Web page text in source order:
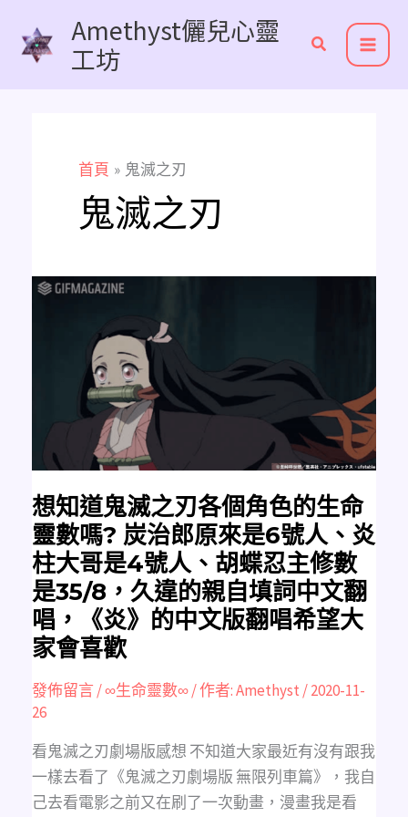
Amethyst儷兒心靈
工坊
首頁 鬼滅之刃
鬼滅之刃
想知道鬼滅之刃各個角色的生命
靈數嗎? 炭治郎原來是6號人、炎
柱大哥是4號人、胡蝶忍主修數
是35/8，久違的親自填詞中文翻
唱，《炎》的中文版翻唱希望大
家會喜歡
發佈留言/∞生命靈數∞/ 作者:Amethyst/2020-11-
26
看鬼滅之刃劇場版感想 不知道大家最近有沒有跟我
一樣去看了《鬼滅之刃劇場版 無限列車篇》，我自
己去看電影之前又在刷了一次動畫，漫畫我是看
想
知
靈
數
炭
治
郎
原
來
是
6
號
人、
炎
柱
大
哥
是
號
人、
忍
主
修
數
是
35/8，